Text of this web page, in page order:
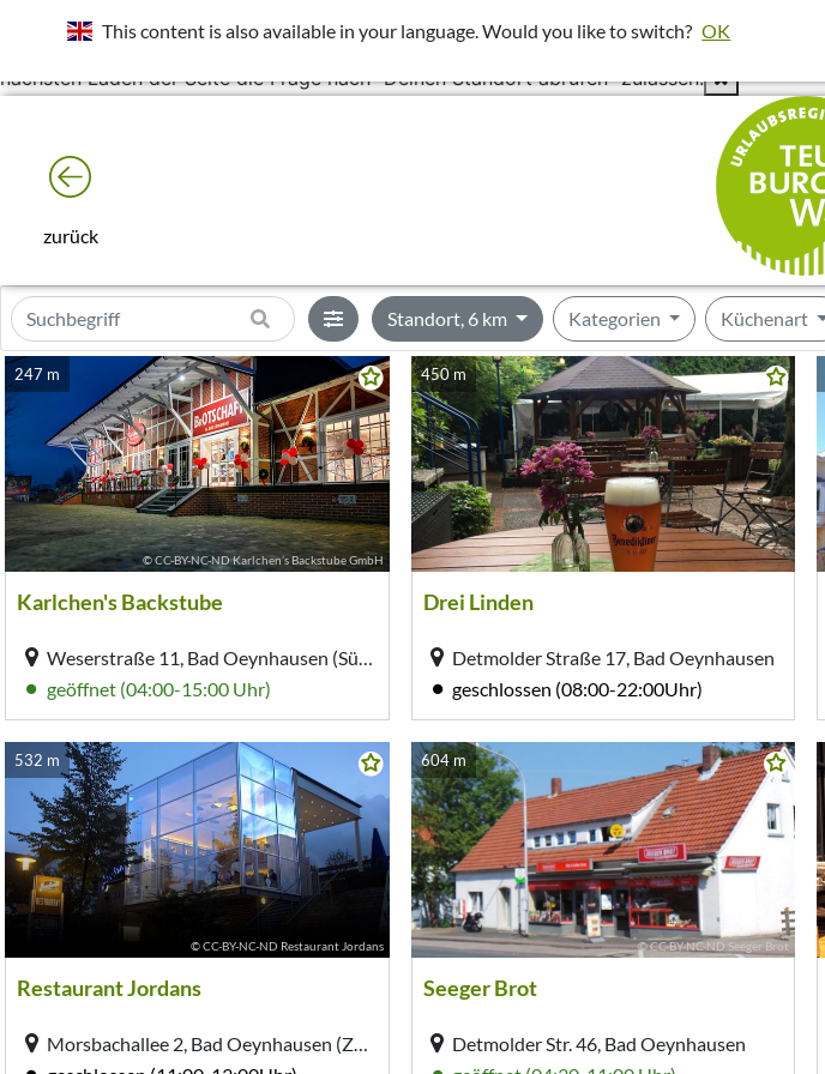
Rechts neben der Adressleiste das Icon
nächsten Laden der Seite die Frage nach "Deinen Standort abrufen" zulassen.
zurück
Standort, 6 km Kategorien Küchenart
© CC-BY-NC-ND Karlchen’s Backstube GmbH
247 m
Karlchen's Backstube
Weserstraße 11, Bad Oeynhausen (Südstadt)
geöffnet (04:00-15:00 Uhr)
450 m
Drei Linden
Detmolder Straße 17, Bad Oeynhausen
geschlossen (08:00-22:00Uhr)
© CC-BY-NC-ND Restaurant Jordans
532 m
Restaurant Jordans
Morsbachallee 2, Bad Oeynhausen (Zentrum)
© CC-BY-NC-ND Seeger Brot
604 m
Seeger Brot
Detmolder Str. 46, Bad Oeynhausen
This content is also available in your language. Would you like to switch? OK